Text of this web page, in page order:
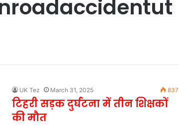
UK Tez March 31, 2025 837
टिहरी सड़क दुर्घटना में तीन शिक्षकों
की मौत